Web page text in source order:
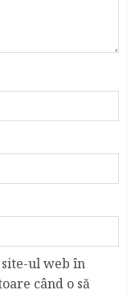
ul web în
când o să